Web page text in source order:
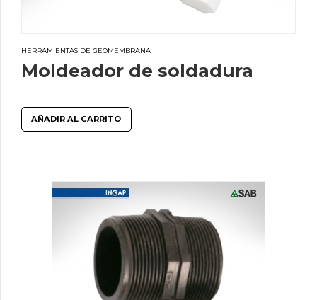
HERRAMIENTAS DE GEOMEMBRANA
Moldeador de soldadura
AÑADIR AL CARRITO